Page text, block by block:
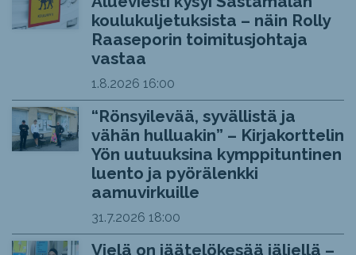
koulukuljetuksista – näin Rolly
Raaseporin toimitusjohtaja
vastaa
1.8.2026 16:00
“Rönsyilevää, syvällistä ja
vähän hulluakin” – Kirjakorttelin
Yön uutuuksina kymppituntinen
luento ja pyörälenkki
aamuvirkuille
31.7.2026 18:00
Vielä on jäätelökesää jäljellä –